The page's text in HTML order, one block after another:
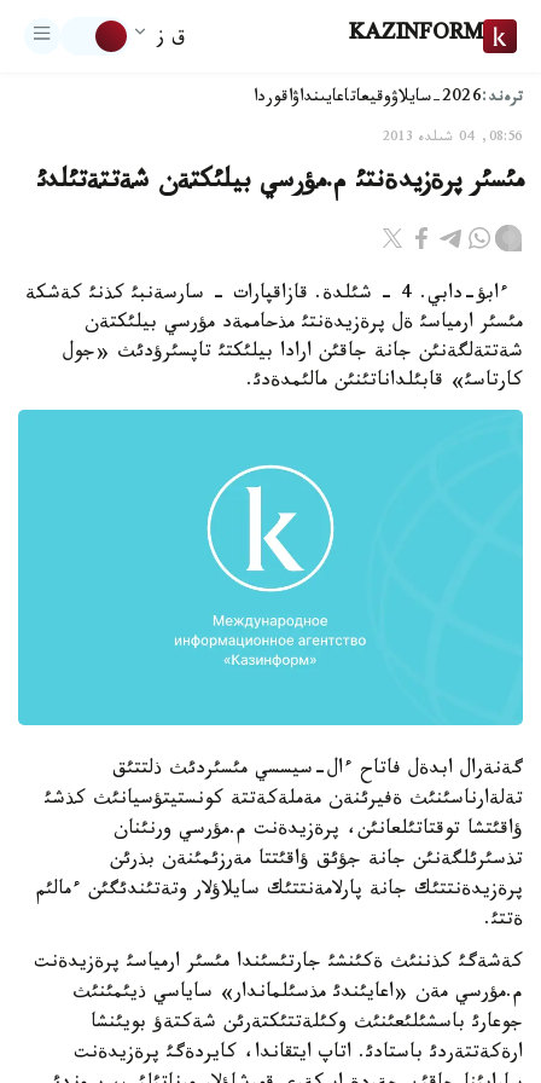
KAZINFORM ق ز
ترەند:2026-سايلاۋ وقيعاتاعايىنداۋاقوردا
08:56, 04 شىلدە 2013
مئسئر پرةزيدةنتئ م.مؤرسي بيلئكتةن شةتتةتئلدئ
ءابؤ-دابي. 4 - شئلدة. قازاقپارات - سارسةنبئ كذنئ كةشكة
مئسئر ارمياسئ ةل پرةزيدةنتئ مذحاممةد مؤرسي بيلئكتةن
شةتتةلگةنئن جانة جاقئن ارادا بيلئكتئ تاپسئرؤدئث «جول
كارتاسئ» قابئلداناتئنئن مالئمدةدئ.
گةنةرال ابدةل فاتاح ءال-سيسسي مئسئردئث ذلتتئق
تةلةارناسئنئث ةفيرئنةن مةملةكةتتة كونستيتؤسيانئث كذشئ
ؤاقئتشا توقتاتئلعانئن، پرةزيدةنت م.مؤرسي ورنئنان
تذسئرئلگةنئن جانة جؤئق ؤاقئتتا مةرزئمئنةن بذرئن
پرةزيدةنتتئك جانة پارلامةنتتئك سايلاؤلار وتةتئندئگئن ءمالئم
ةتتئ.
كةشةگئ كذننئث ةكئنشئ جارتئسئندا مئسئر ارمياسئ پرةزيدةنت
م.مؤرسي مةن «اعايئندئ مذسئلماندار» ساياسي ذيئمئنئث
جوعارئ باسشئلئعئنئث وكئلةتتئكتةرئن شةكتةؤ بويئنشا
ارةكةتتةردئ باستادئ. اتاپ ايتقاندا، كايردةگئ پرةزيدةنت